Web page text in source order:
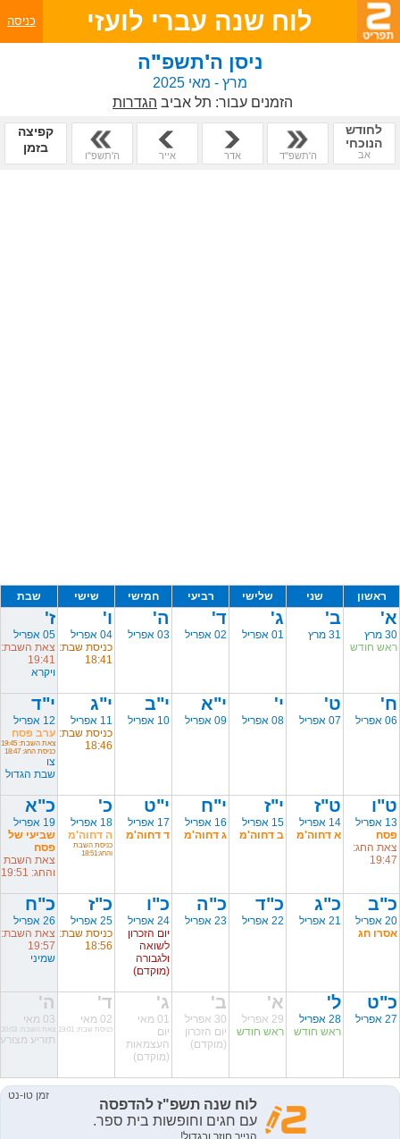
לוח שנה עברי לועזי כניסה
ניסן ה'תשפ"ה
מרץ - מאי 2025
הזמנים עבור: תל אביב הגדרות
לחודש
הנוכחי
אב ה'תשפ"ד אדר אייר ה'תשפ"ו
קפיצה
בזמן
ראשון שני שלישי רביעי חמישי שישי שבת
א'
30 מרץ
ראש חודש
ב'
31 מרץ
ג'
01 אפריל
ד'
02 אפריל
ה'
03 אפריל
ו'
04 אפריל
כניסת שבת:
18:41
ז'
05 אפריל
צאת השבת:
19:41
ויקרא
ח'
06 אפריל
ט'
07 אפריל
י'
08 אפריל
י"א
09 אפריל
י"ב
10 אפריל
י"ג
11 אפריל
כניסת שבת:
18:46
י"ד
12 אפריל
ערב פסח
צאת השבת: 19:45
כניסת החג: 18:47
צו
שבת הגדול
ט"ו
13 אפריל
פסח
צאת החג:
19:47
ט"ז
14 אפריל
א דחוה'מ
י"ז
15 אפריל
ב דחוה'מ
י"ח
16 אפריל
ג דחוה'מ
י"ט
17 אפריל
ד דחוה'מ
כ'
18 אפריל
ה דחוה'מ
כניסת השבת
והחג:18:51
כ"א
19 אפריל
שביעי של
פסח
צאת השבת
והחג: 19:51
כ"ב
20 אפריל
אסרו חג
כ"ג
21 אפריל
כ"ד
22 אפריל
כ"ה
23 אפריל
כ"ו
24 אפריל
יום הזכרון
לשואה
ולגבורה
(מוקדם)
כ"ז
25 אפריל
כניסת שבת:
18:56
כ"ח
26 אפריל
צאת השבת:
19:57
שמיני
כ"ט
27 אפריל
ל'
28 אפריל
ראש חודש
א'
29 אפריל
ראש חודש
ב'
30 אפריל
יום הזכרון
(מוקדם)
ג'
01 מאי
יום
העצמאות
(מוקדם)
ד'
02 מאי
כניסת שבת: 19:01
ה'
03 מאי
צאת השבת: 20:03
תזריע מצורע